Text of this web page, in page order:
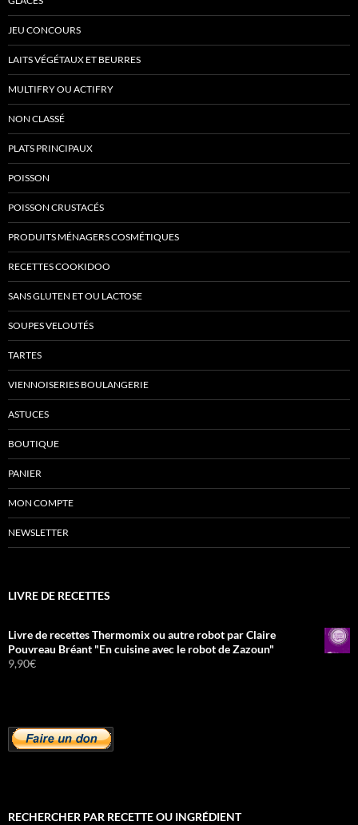
JEU CONCOURS
LAITS VÉGÉTAUX ET BEURRES
MULTIFRY OU ACTIFRY
NON CLASSÉ
PLATS PRINCIPAUX
POISSON
POISSON CRUSTACÉS
PRODUITS MÉNAGERS COSMÉTIQUES
RECETTES COOKIDOO
SANS GLUTEN ET OU LACTOSE
SOUPES VELOUTÉS
TARTES
VIENNOISERIES BOULANGERIE
ASTUCES
BOUTIQUE
PANIER
MON COMPTE
NEWSLETTER
LIVRE DE RECETTES
Livre de recettes Thermomix ou autre robot par Claire
Pouvreau Bréant "En cuisine avec le robot de Zazoun"
9,90€
RECHERCHER PAR RECETTE OU INGRÉDIENT